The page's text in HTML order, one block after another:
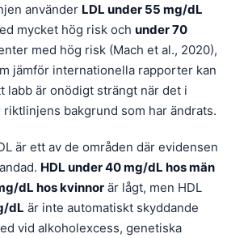
använder LDL under 55 mg/dL
mycket hög risk och under 70
med hög risk (Mach et al., 2020),
jämför internationella rapporter kan
labb är onödigt strängt när det i
riktlinjens bakgrund som har ändrats.
är ett av de områden där evidensen
HDL under 40 mg/dL hos män
dL hos kvinnor är lågt, men HDL
dL är inte automatiskt skyddande
vid alkoholexcess, genetiska